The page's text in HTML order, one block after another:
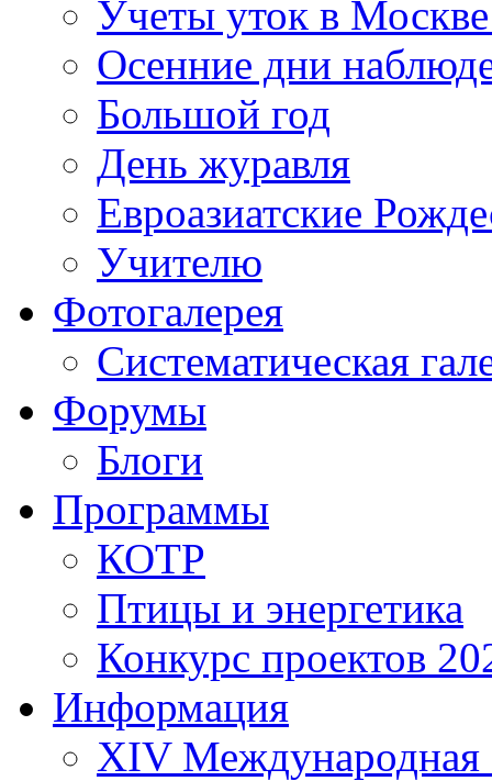
Учеты уток в
Осенние дни
Большой год
День журавля
Евроазиатские
Учителю
Фотогалерея
Систематическая
Форумы
Блоги
Программы
КОТР
Птицы и энергетика
Конкурс проектов
Информация
XIV Международная